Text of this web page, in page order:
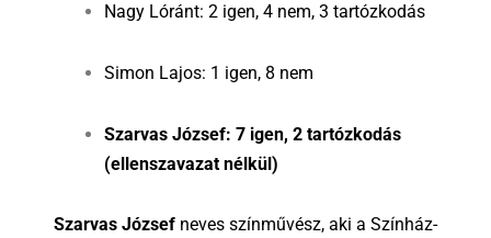
Nagy Lóránt: 2 igen, 4 nem, 3 tartózkodás
Simon Lajos: 1 igen, 8 nem
Szarvas József: 7 igen, 2 tartózkodás
(ellenszavazat nélkül)
Szarvas József neves színművész, aki a Színház-